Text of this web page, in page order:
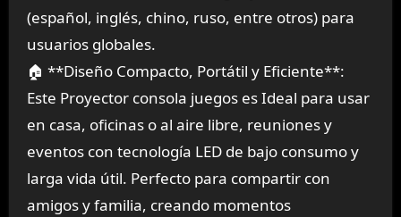
(español, inglés, chino, ruso, entre otros) para
usuarios globales.
🏠 **Diseño Compacto, Portátil y Eficiente**:
Este Proyector consola juegos es Ideal para usar
en casa, oficinas o al aire libre, reuniones y
eventos con tecnología LED de bajo consumo y
larga vida útil. Perfecto para compartir con
amigos y familia, creando momentos